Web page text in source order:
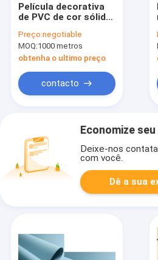
Película decorativa
de PVC de cor sólida
móveis e portas de
armários
Preço:negotiable
MOQ:1000 metros
obtenha o ultimo preço
contacto
Economize
Deixe-nos
com você.
Dê a sua